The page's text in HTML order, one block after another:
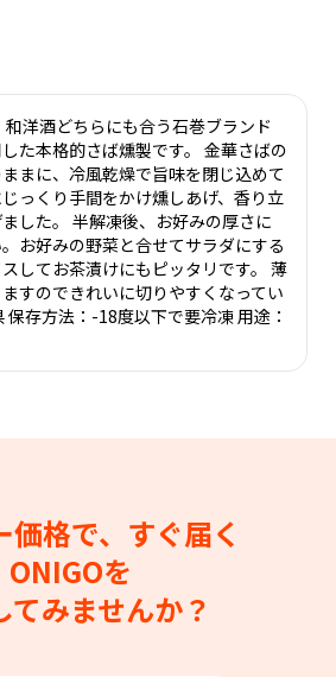
洋酒どちらにも合う石巻ブランド
した本格的さば燻製です。 金華さばの
まに、冷風乾燥で旨味を閉じ込めて
っくり手間をかけ燻しあげ、香り立
した。 半解凍後、お好みの厚さに
お好みの野菜と合せてサラダにする
してお茶漬けにもピッタリです。 薄
すのできれいに切りやすくなってい
保存方法：-18度以下で要冷凍 用途：
価格で、すぐ届く
ONIGOを
てみませんか？